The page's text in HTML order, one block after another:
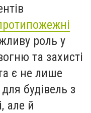
роль у
та захисті
є не лише
будівель з
але й